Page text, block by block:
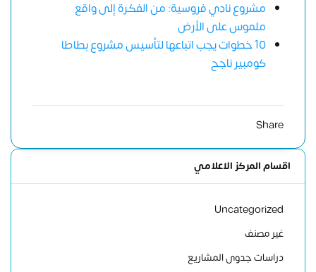
مشروع نادي فروسية: من الفكرة إلى واقع
ملموس على الأرض
10 خطوات يجب اتباعها لتأسيس مشروع بطاطا
كومبير ناجح
Share
اقسام المركز الاعلامي
Uncategorized
غير مصنف
دراسات جدوى المشاريع